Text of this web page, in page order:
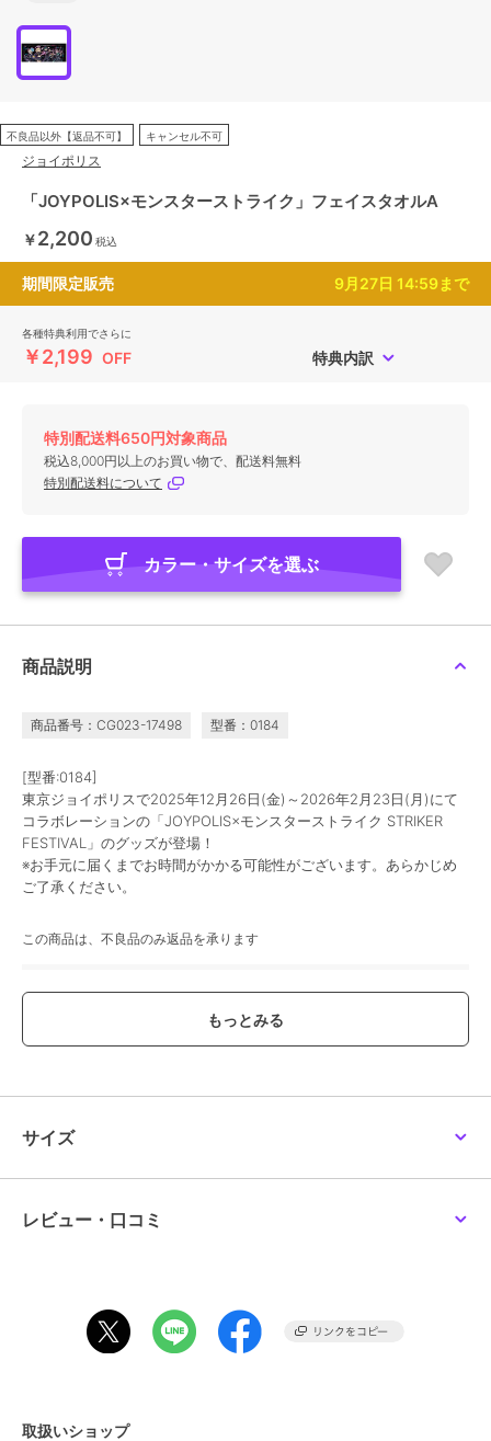
不良品以外【返品不可】 キャンセル不可
ジョイポリス
「JOYPOLIS×モンスターストライク」フェイスタオルA
￥2,200 税込
期間限定販売 9月27日 14:59まで
各種特典利用でさらに
￥2,199 OFF 特典内訳
特別配送料650円対象商品
税込8,000円以上のお買い物で、配送料無料
特別配送料について
カラー・サイズを選ぶ
商品説明
商品番号：CG023-17498 型番：0184
[型番:0184]
東京ジョイポリスで2025年12月26日(金)～2026年2月23日(月)にて
コラボレーションの「JOYPOLIS×モンスターストライク STRIKER
FESTIVAL」のグッズが登場！
※お手元に届くまでお時間がかかる可能性がございます。あらかじめ
ご了承ください。
この商品は、不良品のみ返品を承ります
ブランド ジョイポリス
ジョイポリスオンラインストア
カラー
サイズ
レビュー・口コミ
取扱いショップ